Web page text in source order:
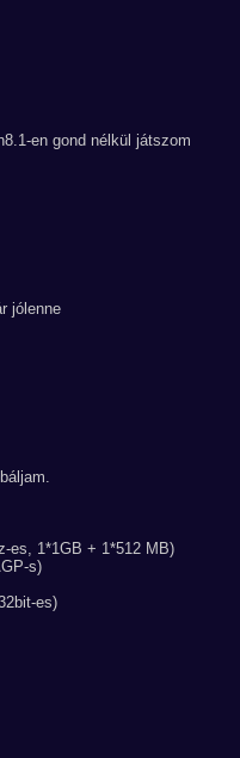
en gond nélkül játszom
jólenne
es, 1*1GB + 1*512 MB)
s)
es)